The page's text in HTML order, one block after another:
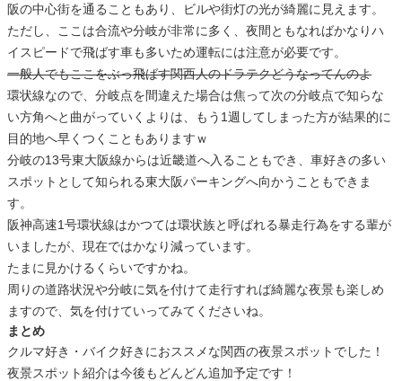
阪の中心街を通ることもあり、ビルや街灯の光が綺麗に見えます。
ただし、ここは合流や分岐が非常に多く、夜間ともなればかなりハ
イスピードで飛ばす車も多いため運転には注意が必要です。
一般人でもここをぶっ飛ばす関西人のドラテクどうなってんのよ
環状線なので、分岐点を間違えた場合は焦って次の分岐点で知らな
い方角へと曲がっていくよりは、もう1週してしまった方が結果的に
目的地へ早くつくこともありますｗ
分岐の13号東大阪線からは近畿道へ入ることもでき、車好きの多い
スポットとして知られる東大阪パーキングへ向かうこともできま
す。
阪神高速1号環状線はかつては環状族と呼ばれる暴走行為をする輩が
いましたが、現在ではかなり減っています。
たまに見かけるくらいですかね。
周りの道路状況や分岐に気を付けて走行すれば綺麗な夜景も楽しめ
ますので、気を付けていってみてくださいね。
まとめ
クルマ好き・バイク好きにおススメな関西の夜景スポットでした！
夜景スポット紹介は今後もどんどん追加予定です！